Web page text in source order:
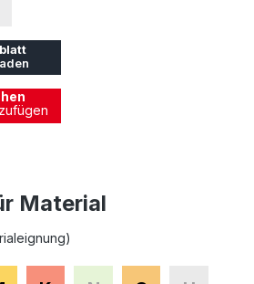
Material